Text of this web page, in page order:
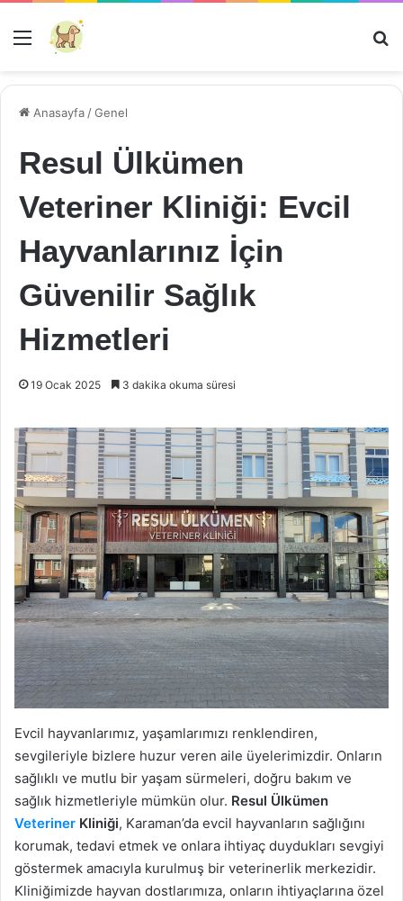
Menü
Anasayfa /Genel
Resul Ülkümen
Veteriner Kliniği: Evcil
Hayvanlarınız İçin
Güvenilir Sağlık
Hizmetleri
19 Ocak 2025 3 dakika okuma süresi
Evcil hayvanlarımız, yaşamlarımızı renklendiren,
sevgileriyle bizlere huzur veren aile üyelerimizdir. Onların
sağlıklı ve mutlu bir yaşam sürmeleri, doğru bakım ve
sağlık hizmetleriyle mümkün olur. Resul Ülkümen
Veteriner Kliniği, Karaman’da evcil hayvanların sağlığını
korumak, tedavi etmek ve onlara ihtiyaç duydukları sevgiyi
göstermek amacıyla kurulmuş bir veterinerlik merkezidir.
Kliniğimizde hayvan dostlarımıza, onların ihtiyaçlarına özel